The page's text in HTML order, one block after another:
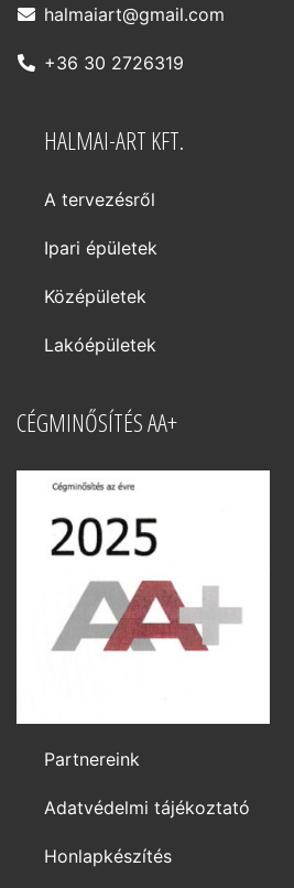
halmaiart@gmail.com
+36 30 2726319
HALMAI-ART KFT.
A tervezésről
Ipari épületek
Középületek
Lakóépületek
CÉGMINŐSÍTÉS AA+
Partnereink
Adatvédelmi tájékoztató
Honlapkészítés